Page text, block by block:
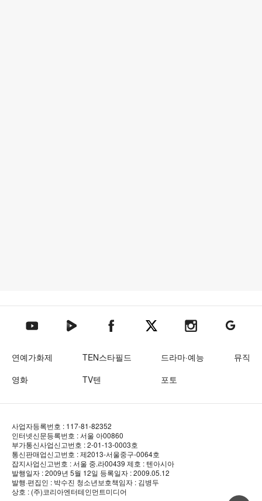
텐아시아 유튜브텐아시아 네이버TV텐아시아 페이스북텐아시아 엑스텐아시아 인스타그램
텐아시아
연예가화제 TEN스타필드 드라마·예능
뮤직
영화
TV텐 포토
사업자등록번호 : 117-81-82352
인터넷신문등록번호 : 서울 아00860
부가통신사업신고번호 : 2-01-13-0003호
통신판매업신고번호 : 제2013-서울중구-0064호
잡지사업신고번호 : 서울 중.라00439 제호 : 텐아시아
발행일자 : 2009년 5월 12일 등록일자 : 2009.05.12
발행·편집인 : 박수진 청소년보호책임자 : 김병두
상호 : (주)코리아엔터테인먼트미디어